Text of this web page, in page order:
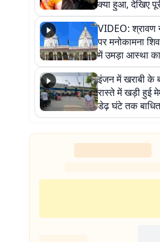
क्या हुआ, देखिए
VIDEO: श्रावण
पर मनोकामना
में उमड़ा आस्था का
सैलाब, हर-हर
जयघोष से गूंजा
इंजन में खराबी के
रास्ते में खड़ी हुई
डेढ़ घंटे तक
आवागमन